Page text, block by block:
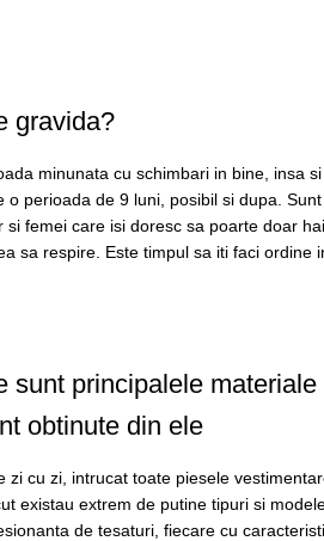
gravida?
minunata cu schimbari in bine, insa
perioada de 9 luni, posibil si dupa.
femei care isi doresc sa poarte doar
sa respire. Este timpul sa iti faci ordine
sunt principalele
obtinute din ele
cu zi, intrucat toate piesele
existau extrem de putine tipuri si
de tesaturi, fiecare cu